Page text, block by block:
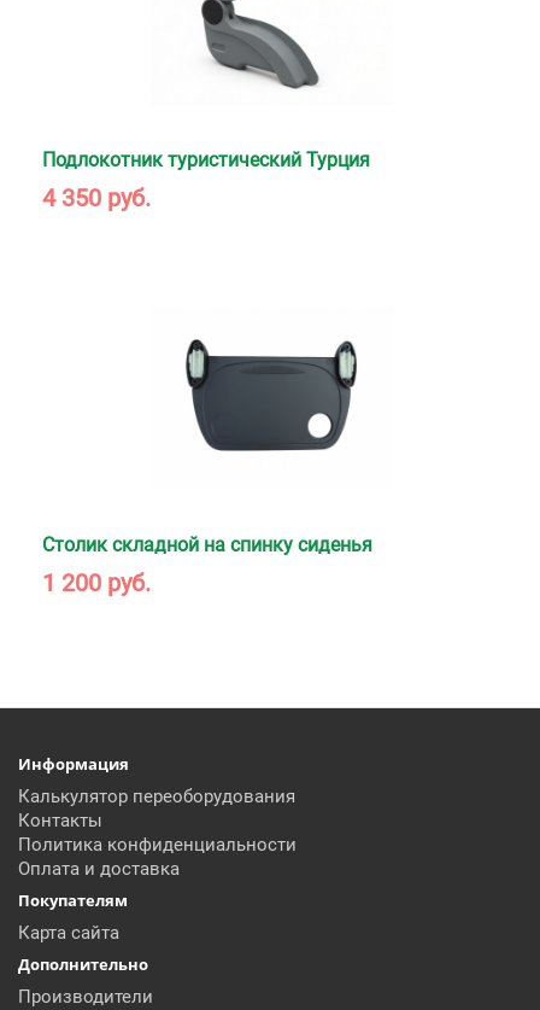
Подлокотник туристический Турция
4 350 руб.
Столик складной на спинку сиденья
1 200 руб.
Информация
Калькулятор переоборудования
Контакты
Политика конфиденциальности
Оплата и доставка
Покупателям
Карта сайта
Дополнительно
Производители